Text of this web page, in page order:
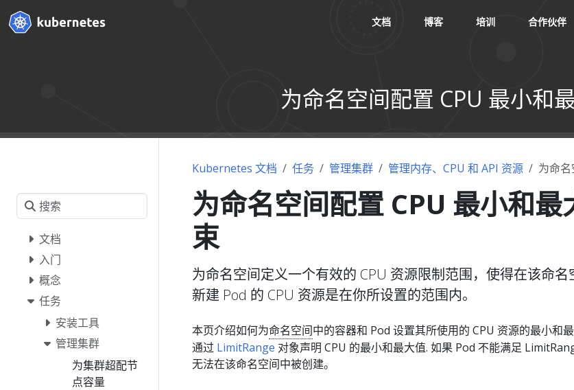
文档 博客 培训 合作伙伴
为命名空间配置 CPU 最小和
文档
入门
概念
任务
安装工具
管理集群
为集群超配节
点容量
Kubernetes 文档 任务 管理集群 管理内存、CPU 和 API 资源 为命
为命名空间配置 CPU 最小和最
束
为命名空间定义一个有效的 CPU 资源限制范围，使得在该命名
新建 Pod 的 CPU 资源是在你所设置的范围内。
本页介绍如何为命名空间中的容器和 Pod 设置其所使用的 CPU 资源的最小和
通过 LimitRange 对象声明 CPU 的最小和最大值. 如果 Pod 不能满足
无法在该命名空间中被创建。